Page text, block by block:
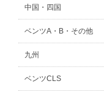
中国・四国
ベンツA・B・その他
九州
ベンツCLS